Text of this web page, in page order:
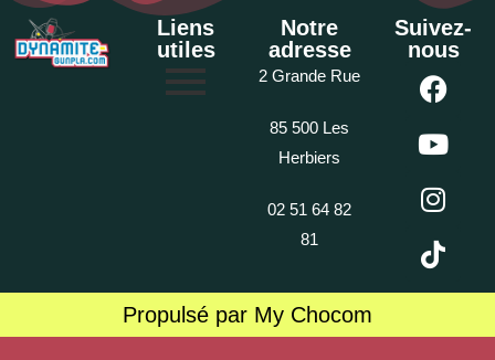
Liens
utiles
Notre
adresse
2 Grande Rue
85 500 Les
Herbiers
02 51 64 82
81
Suivez-
nous
Propulsé par My Chocom